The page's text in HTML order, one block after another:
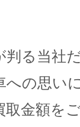
る当社
の思い
取金額を